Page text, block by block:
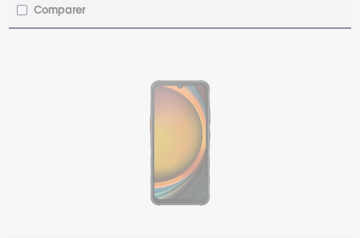
Comparer